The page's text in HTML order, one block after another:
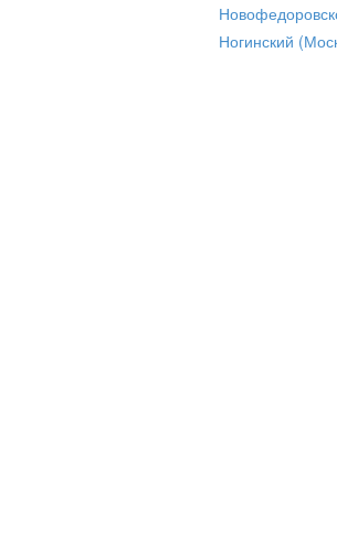
Ногинский